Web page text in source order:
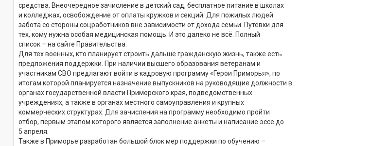
средства. Внеочередное зачисление в детский сад, бесплатное питание в школах
и колледжах, освобождение от оплаты кружков и секций. Для пожилых людей
забота со стороны соцработников вне зависимости от дохода семьи. Путевки для
тех, кому нужна особая медицинская помощь. И это далеко не всё. Полный
список – на сайте Правительства.
Для тех военных, кто планирует строить дальше гражданскую жизнь, также есть
предложения поддержки. При наличии высшего образования ветеранам и
участникам СВО предлагают войти в кадровую программу «Герои Приморья», по
итогам которой планируется назначение выпускников на руководящие должности в
органах государственной власти Приморского края, подведомственных
учреждениях, а также в органах местного самоуправления и крупных
коммерческих структурах. Для зачисления на программу необходимо пройти
отбор, первым этапом которого является заполнение анкеты и написание эссе до
5 апреля.
Также в Приморье разработан большой блок мер поддержки по обучению –